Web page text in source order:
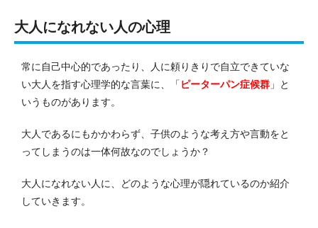
大人になれない人の心理
常に自己中心的であったり、人に頼りきりで自立できていな
い大人を指す心理学的な言葉に、「ピーターパン症候群 」と
いうものがあります。
大人であるにもかかわらず、子供のような考え方や言動をと
ってしまうのは一体何故なのでしょうか？
大人になれない人に、どのような心理が隠れているのか紹介
していきます。